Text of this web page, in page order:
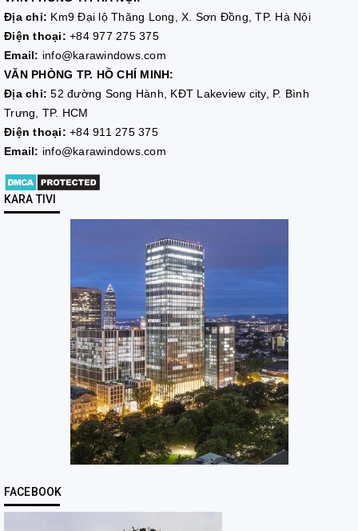
Địa chỉ: Km9 Đại lộ Thăng Long, X. Sơn Đồng, TP. Hà Nội
Điện thoại: +84 977 275 375
Email: info@karawindows.com
VĂN PHÒNG TP. HỒ CHÍ MINH:
Địa chỉ:52 đường Song Hành, KĐT Lakeview city, P. Bình
Trưng, TP. HCM
Điện thoại: +84 911 275 375
Email: info@karawindows.com
KARA TIVI
FACEBOOK